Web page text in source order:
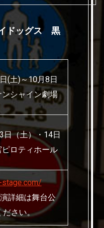
ドッグス 黒
(土)～10月8日
ンシャイン劇場
日（土）・14日
ピロティホール
詳細は舞台公
ださい。